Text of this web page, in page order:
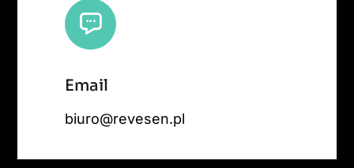
Email
biuro@revesen.pl